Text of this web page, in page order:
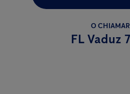
O
FL Vaduz